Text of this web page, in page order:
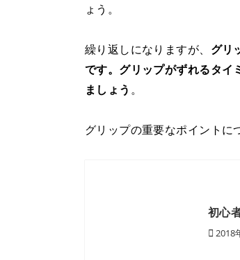
ょう。
繰り返しになりますが、 グリ
です。グリップがずれるタイ
ましょう 。
グリップの重要なポイントに
初心
2018